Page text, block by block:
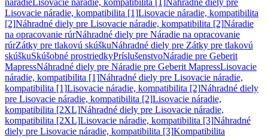
náradieLisovacie náradie, kompatibilita [1]Náhradné diely pre
Lisovacie náradie, kompatibilita [1]Lisovacie náradie, kompatibilita
[2]Náhradné diely pre Lisovacie náradie, kompatibilita [2]Náradie
na opracovanie rúrNáhradné diely pre Náradie na opracovanie
rúrZátky pre tlakovú skúškuNáhradné diely pre Zátky pre tlakovú
skúškuSkúšobné prostriedkyPríslušenstvoNáradie pre Geberit
MapressNáhradné diely pre Náradie pre Geberit MapressLisovacie
náradie, kompatibilita [1]Náhradné diely pre Lisovacie náradie,
kompatibilita [1]Lisovacie náradie, kompatibilita [2]Náhradné diely
pre Lisovacie náradie, kompatibilita [2]Lisovacie náradie,
kompatibilita [2XL]Náhradné diely pre Lisovacie náradie,
kompatibilita [2XL]Lisovacie náradie, kompatibilita [3]Náhradné
diely pre Lisovacie náradie, kompatibilita [3]Kompatibilita